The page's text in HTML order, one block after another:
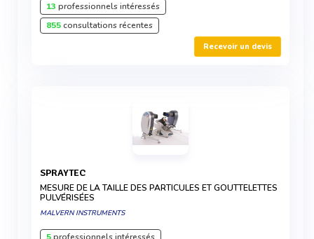
13 professionnels intéressés
855consultations récentes
Recevoir un devis
SPRAYTEC
MESURE DE LA TAILLE DES PARTICULES ET GOUTTELETTES
PULVÉRISÉES
MALVERN INSTRUMENTS